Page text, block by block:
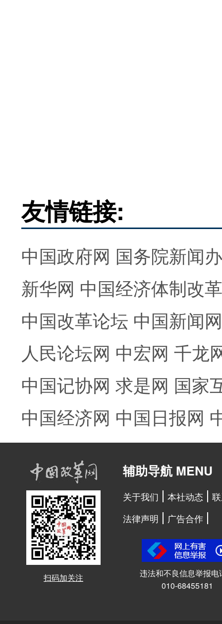
友情链接:
中国政府网 国务院新闻
新华网 中国经济体制改
中国改革论坛 中国新闻网
人民论坛网 中宏网 千龙
中国记协网 求是网 国家
中国经济网 中国日报网
扫码加关注
辅助导航 MENU
关于我们 本社动态
法律声明
广告合作
违法和不良信息举报电
010-68455181